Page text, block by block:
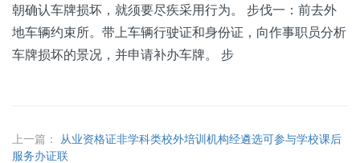
朝确认车牌损坏，就须要尽疾采用行为。 步伐一：前去外
地车辆约束所。带上车辆行驶证和身份证，向作事职员分析
车牌损坏的景况，并申请补办车牌。 步
上一篇：
从业资格证非学科类校外培训机构经遴选可参与学校课后
服务办证联